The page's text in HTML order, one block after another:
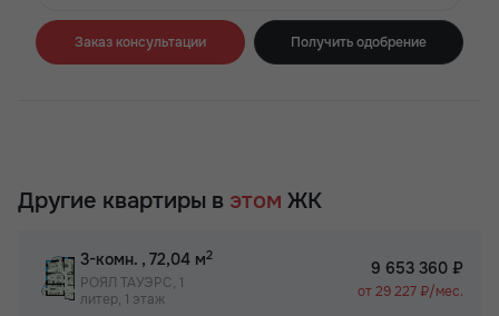
Заказ консультации Получить одобрение
Другие квартиры в этом ЖК
3-комн. , 72,04 м2
РОЯЛ ТАУЭРС, 1
литер, 1 этаж
9 653 360 ₽
от 29 227 ₽/мес.